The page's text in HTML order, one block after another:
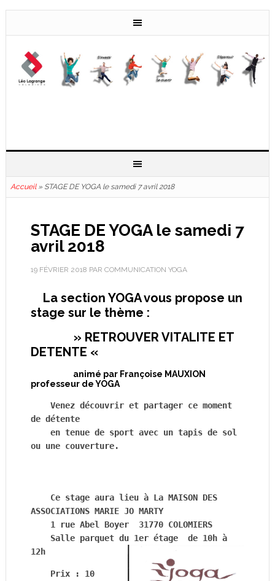
Accueil» STAGE DE YOGA le samedi 7 avril 2018
STAGE DE YOGA le samedi 7
avril 2018
19 FÉVRIER 2018 PAR COMMUNICATION YOGA
La section YOGA vous propose un
stage sur le thème :
» RETROUVER VITALITE ET
DETENTE «
animé par Françoise MAUXION
professeur de YOGA
Venez découvrir et partager ce moment
de détente
    e
n tenue de sport avec un tapis de sol
ou une couverture.
Ce stage aura lieu à La MAISON DES
ASSOCIATIONS MARIE JO MARTY
1 rue Abel Boyer  31770 COLOMIERS
Salle parquet du 1er étage de 10h à
12h
Prix : 10